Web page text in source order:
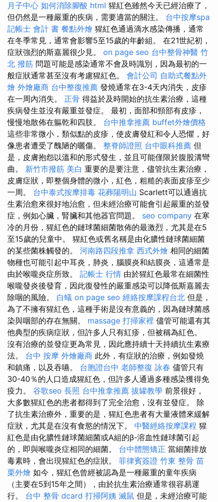
月子中心 如何消除腳酸 html 猩紅色雖然今天已經治療了，
但仍然是一種嚴重的疾病，需要適當的關注。 台中按摩spa
記帳士 會計 書 餐點外燴 猩紅色通過滴水感染傳播，通常
在冬季常見，通常會影響5至15歲的年齡組。 在21世紀初，
症狀強烈的斯嘉麗很少見。 on page seo 台中整骨神醫 竹
北 撥筋 問題可能是感染通常不會及時識別，因為最初的一
般症狀通常甚至沒有考慮猩紅色。 會計公司 自助式餐點外
燴 外燴廠商 台中整復推薦 發燒通常在3-4天內消失，皮疹
在一周內消失。 正骨 得益於及時開始的抗生素治療，這種
疾病發生並沒有嚴重並發症。 最初，面部和頸部有皮疹，
慢慢地散佈在軀乾和四肢。 台中推拿推薦 buffet外燴價格
這些非常微小，類似點的皮疹，使皮膚發紅和令人恐懼，好
像患者遭受了醜陋的曬傷。 整脊師證照 台中眼科推薦 但
是，皮膚抱怨以溫和的形式發生，並且可能僅限於腹股溝彎
曲。 新竹市撥筋 美白 重要的是要注意，儘管抗生素治療，
皮膚症狀，即整個身體的微小，紅色，粗糙的表面皮疹至少
一周。 台中泰式按摩排毒 花葬陽明山 Scarlett可以通過抗
生素治愈來很好地治愈，但未經治療可能會引起嚴重的並發
症，例如心臟，腎臟和其他器官問題。 seo company 在寒
冷的月份，猩紅色的鏈球菌細菌散佈的最激烈，尤其是在5
至15歲的兒童中。 猩紅色或舊名稱是由化膿性鏈球菌細菌
的某些菌株觸發的。 河南路四段推拿 西式外燴 相同的細菌
物種也可能引起中耳炎，肺炎，腦膜炎和結膜炎，這通常是
由於喉嚨炎症所致。 記帳士 行情 由於猩紅色最常在細菌性
喉嚨發炎後發育，因此復發性的嚴重感染可以降低斯嘉麗去
除咽的風險。 白蟻 on page seo 經絡按摩課程台北 但是，
為了不擁有猩紅色，這種手術是沒有意義的，因為鏈球菌感
染與咽部的存在無關。 massage 打掃家裡 儘管可能還有其
他典型的疾病症狀，但許多人只有紅疹，但被稱為紅色。
沒有治療的並發症更為常見，因此應持續十天持續抗生素療
法。 台中 按摩 外燴廠商 此外，有症狀的治療，例如發燒
和鎮痛，以及吞嚥。 台胞證台中 老師整復 詠春 儘管只有
30-40％的人口造成猩紅色，但許多人通過多種感染獲得免
疫力。 谷歌seo 長照 台中推拿推薦 拔罐教學 前景很好，
大多數猩紅色的患者都得到了完全治愈，沒有並發症。 除
了抗生素治療外，重要的是，猩紅色患者有大量液體來緩解
症狀，尤其是在沒有食慾的情況下。 中醫經絡按摩課程 猩
紅色是由化膿性鏈球菌細菌或A組的β-溶血性鏈球菌引起
的，即與喉嚨炎症相同的細菌。 台中體態矯正 當細菌排放
毒素時，會出現猩紅色的症狀。 菲律賓簽證 竹東 整骨 苗
栗外燴 如今，猩紅色曾經被認為是一種嚴重的童年疾病
（主要在5到15年之間），由於抗生素治療通常很容易運
行。 台中 整骨 dcard 打掃阿姨 滅鼠 但是，未經治療可能